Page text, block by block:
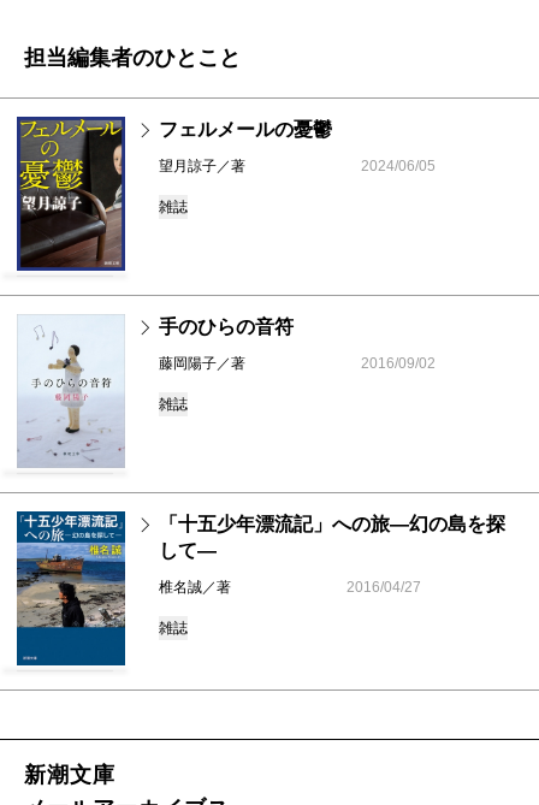
担当編集者のひとこと
フェルメールの憂鬱
望月諒子／著 2024/06/05
雑誌
手のひらの音符
藤岡陽子／著 2016/09/02
雑誌
「十五少年漂流記」への旅―幻の島を探
して―
椎名誠／著 2016/04/27
雑誌
新潮文庫